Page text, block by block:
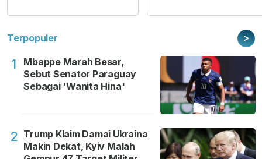
Terpopuler >
1
Mbappe Marah Besar,
Sebut Senator Paraguay
Sebagai 'Wanita Hina'
2 Trump Klaim Damai Ukraina
Makin Dekat, Kyiv Malah